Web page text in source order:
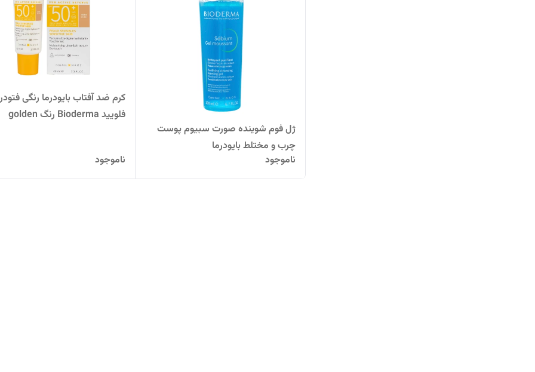
ژل فوم شوینده صورت سبیوم پوست
چرب و مختلط بایودرما
ناموجود
کرم ضد آفتاب بایودرما رنگی
فلویید Bioderma رنگ golden
ناموجود